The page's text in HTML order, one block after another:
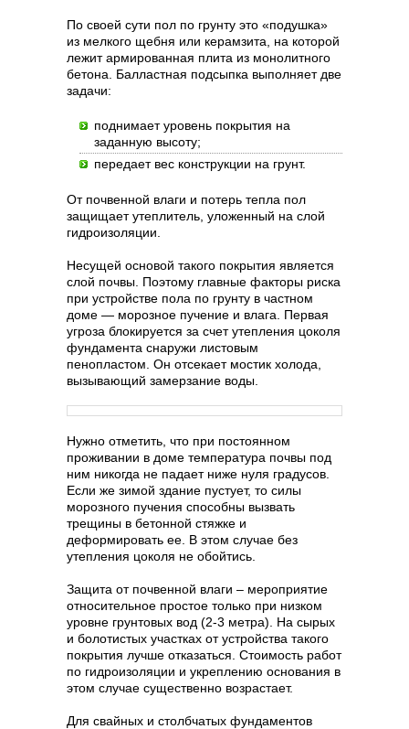
По своей сути пол по грунту это «подушка»
из мелкого щебня или керамзита, на которой
лежит армированная плита из монолитного
бетона. Балластная подсыпка выполняет две
задачи:
поднимает уровень покрытия на
заданную высоту;
передает вес конструкции на грунт.
От почвенной влаги и потерь тепла пол
защищает утеплитель, уложенный на слой
гидроизоляции.
Несущей основой такого покрытия является
слой почвы. Поэтому главные факторы риска
при устройстве пола по грунту в частном
доме — морозное пучение и влага. Первая
угроза блокируется за счет утепления цоколя
фундамента снаружи листовым
пенопластом. Он отсекает мостик холода,
вызывающий замерзание воды.
Нужно отметить, что при постоянном
проживании в доме температура почвы под
ним никогда не падает ниже нуля градусов.
Если же зимой здание пустует, то силы
морозного пучения способны вызвать
трещины в бетонной стяжке и
деформировать ее. В этом случае без
утепления цоколя не обойтись.
Защита от почвенной влаги – мероприятие
относительное простое только при низком
уровне грунтовых вод (2-3 метра). На сырых
и болотистых участках от устройства такого
покрытия лучше отказаться. Стоимость работ
по гидроизоляции и укреплению основания в
этом случае существенно возрастает.
Для свайных и столбчатых фундаментов